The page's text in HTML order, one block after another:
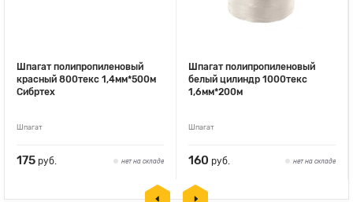
Шпагат полипропиленовый
красный 800текс 1,4мм*500м
Сибртех
Шпагат
175 руб. нет на складе
Шпагат полипропиленовый
белый цилиндр 1000текс
1,6мм*200м
Шпагат
160 руб. нет на складе